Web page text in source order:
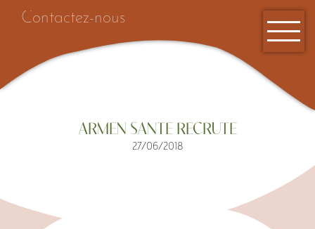
Contactez-nous
Accueil
ARMEN SANTE RECRUTE
27/06/2018